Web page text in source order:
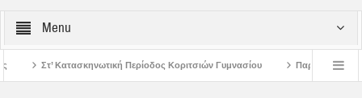
Menu
Περίοδος Κοριτσιών Γυμνασίου Παρακλήσεις πρώτης εβδομάδος